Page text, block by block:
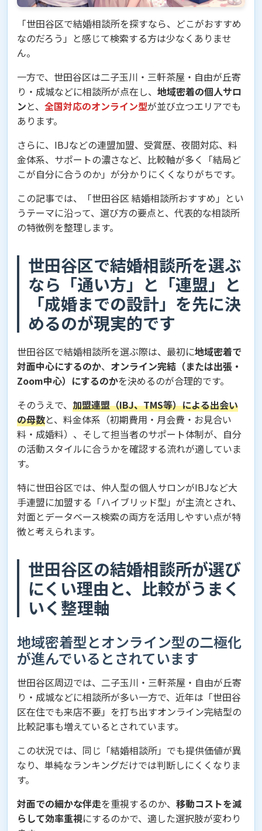
「世田谷区で結婚相談所を探すなら、どこがおすすめ
なのだろう」と感じて検索する方は少なくありませ
ん。
一方で、世田谷区は二子玉川・三軒茶屋・自由が丘寄
り・成城などに相談所が点在し、 地域密着の個人サロ
ンと、 全国対応のオンライン型が並び立つエリアでも
あります。
さらに、IBJなどの連盟加盟、受賞歴、夜間対応、料
金体系、サポートの濃さなど、比較軸が多く「結局ど
こが自分に合うのか」が分かりにくくなりがちです。
この記事では、「世田谷区 結婚相談所おすすめ」とい
うテーマに沿って、選び方の要点と、代表的な相談所
の特徴例を整理します。
世田谷区で結婚相談所を選ぶ
なら「通い方」と「連盟」と
「成婚までの設計」を先に決
めるのが現実的です
世田谷区で結婚相談所を選ぶ際は、最初に地域密着で
対面中心にするのか、 オンライン完結（または出張・
Zoom中心）にするのかを決めるのが合理的です。
そのうえで、 加盟連盟（IBJ、TMS等）による出会い
の母数と、料金体系（初期費用・月会費・お見合い
料・成婚料）、そして担当者のサポート体制が、自分
の活動スタイルに合うかを確認する流れが適していま
す。
特に世田谷区では、仲人型の個人サロンがIBJなど大
手連盟に加盟する「ハイブリッド型」が主流とされ、
対面とデータベース検索の両方を活用しやすい点が特
徴と考えられます。
世田谷区の結婚相談所が選び
にくい理由と、比較がうまく
いく整理軸
地域密着型とオンライン型の二極化
が進んでいるとされています
世田谷区周辺では、二子玉川・三軒茶屋・自由が丘寄
り・成城などに相談所が多い一方で、近年は「世田谷
区在住でも来店不要」を打ち出すオンライン完結型の
比較記事も増えているとされています。
この状況では、同じ「結婚相談所」でも提供価値が異
なり、単純なランキングだけでは判断しにくくなりま
す。
対面での細かな伴走を重視するのか、 移動コストを減
らして効率重視にするのかで、適した選択肢が変わり